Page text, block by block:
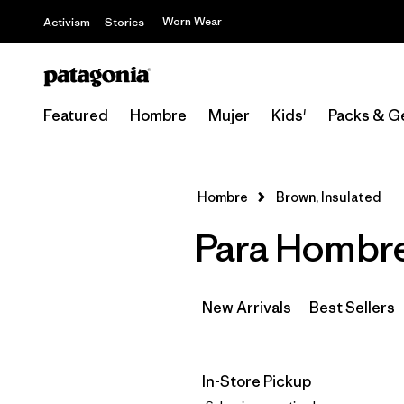
Activism Stories Worn Wear
Featured Hombre Mujer Kids' Packs &
Hombre Brown, Insulated
Para
New Arrivals Best Sellers
In-Store Pickup